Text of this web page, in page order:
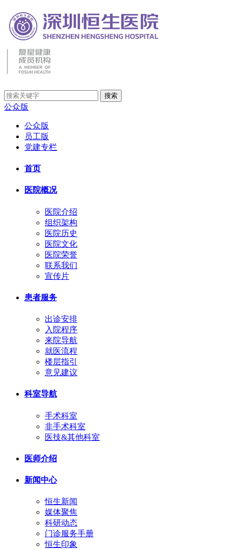
公众版
公众版
员工版
党建专栏
首页
医院概况
医院介绍
组织架构
医院历史
医院文化
医院荣誉
联系我们
宣传片
患者服务
出诊安排
入院程序
来院导航
就医流程
楼层指引
意见建议
科室导航
手术科室
非手术科室
医技&其他科室
医师介绍
新闻中心
恒生新闻
媒体聚焦
科研动态
门诊服务手册
恒生印象